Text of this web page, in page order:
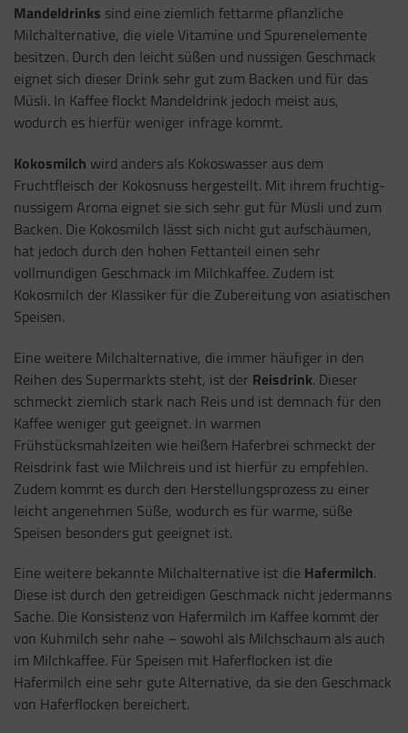
Mandeldrinks sind eine ziemlich fettarme pflanzliche
Milchalternative, die viele Vitamine und Spurenelemente
besitzen. Durch den leicht süßen und nussigen Geschmack
eignet sich dieser Drink sehr gut zum Backen und für das
Müsli. In Kaffee flockt Mandeldrink jedoch meist aus,
wodurch es hierfür weniger infrage kommt.
Kokosmilch wird anders als Kokoswasser aus dem
Fruchtfleisch der Kokosnuss hergestellt. Mit ihrem fruchtig-
nussigem Aroma eignet sie sich sehr gut für Müsli und zum
Backen. Die Kokosmilch lässt sich nicht gut aufschäumen,
hat jedoch durch den hohen Fettanteil einen sehr
vollmundigen Geschmack im Milchkaffee. Zudem ist
Kokosmilch der Klassiker für die Zubereitung von asiatischen
Speisen.
Eine weitere Milchalternative, die immer häufiger in den
Reihen des Supermarkts steht, ist der Reisdrink. Dieser
schmeckt ziemlich stark nach Reis und ist demnach für den
Kaffee weniger gut geeignet. In warmen
Frühstücksmahlzeiten wie heißem Haferbrei schmeckt der
Reisdrink fast wie Milchreis und ist hierfür zu empfehlen.
Zudem kommt es durch den Herstellungsprozess zu einer
leicht angenehmen Süße, wodurch es für warme, süße
Speisen besonders gut geeignet ist.
Eine weitere bekannte Milchalternative ist die Hafermilch.
Diese ist durch den getreidigen Geschmack nicht jedermanns
Sache. Die Konsistenz von Hafermilch im Kaffee kommt der
von Kuhmilch sehr nahe – sowohl als Milchschaum als auch
im Milchkaffee. Für Speisen mit Haferflocken ist die
Hafermilch eine sehr gute Alternative, da sie den Geschmack
von Haferflocken bereichert.